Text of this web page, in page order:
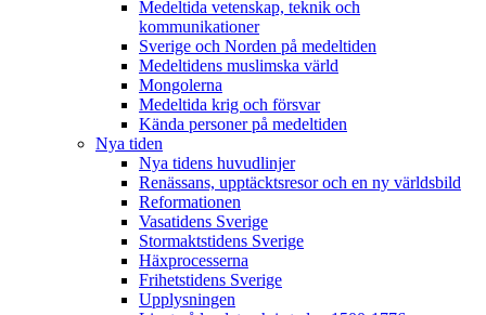
Medeltida vetenskap, teknik och
kommunikationer
Sverige och Norden på medeltiden
Medeltidens muslimska värld
Mongolerna
Medeltida krig och försvar
Kända personer på medeltiden
Nya tiden
Nya tidens huvudlinjer
Renässans, upptäcktsresor och en ny världsbild
Reformationen
Vasatidens Sverige
Stormaktstidens Sverige
Häxprocesserna
Frihetstidens Sverige
Upplysningen